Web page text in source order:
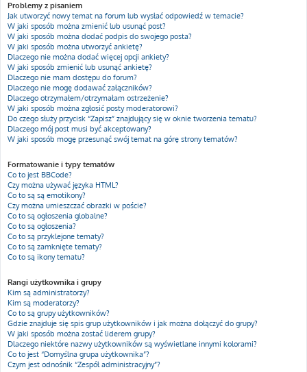
Problemy z pisaniem
Jak utworzyć nowy temat na forum lub wysłać odpowiedź w temacie?
W jaki sposób można zmienić lub usunąć post?
W jaki sposób można dodać podpis do swojego posta?
W jaki sposób można utworzyć ankietę?
Dlaczego nie można dodać więcej opcji ankiety?
W jaki sposób zmienić lub usunąć ankietę?
Dlaczego nie mam dostępu do forum?
Dlaczego nie mogę dodawać załączników?
Dlaczego otrzymałem/otrzymałam ostrzeżenie?
W jaki sposób można zgłosić posty moderatorowi?
Do czego służy przycisk “Zapisz” znajdujący się w oknie tworzenia tematu?
Dlaczego mój post musi być akceptowany?
W jaki sposób mogę przesunąć swój temat na górę strony tematów?
Formatowanie i typy tematów
Co to jest BBCode?
Czy można używać języka HTML?
Co to są są emotikony?
Czy można umieszczać obrazki w poście?
Co to są ogłoszenia globalne?
Co to są ogłoszenia?
Co to są przyklejone tematy?
Co to są zamknięte tematy?
Co to są ikony tematu?
Rangi użytkownika i grupy
Kim są administratorzy?
Kim są moderatorzy?
Co to są grupy użytkowników?
Gdzie znajduje się spis grup użytkowników i jak można dołączyć do grupy?
W jaki sposób można zostać liderem grupy?
Dlaczego niektóre nazwy użytkowników są wyświetlane innymi kolorami?
Co to jest “Domyślna grupa użytkownika”?
Czym jest odnośnik “Zespół administracyjny”?